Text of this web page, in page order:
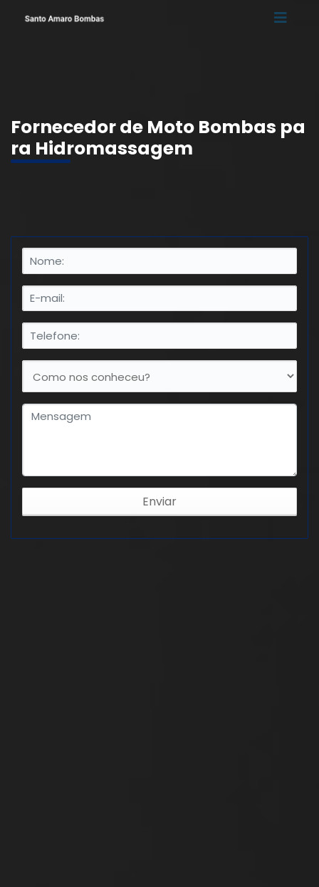
Fornecedor de Moto Bombas pa
ra Hidromassagem
Enviar